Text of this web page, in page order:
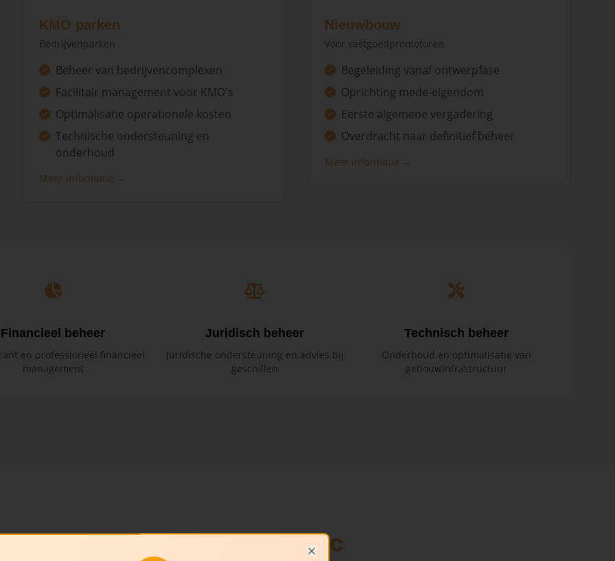
KMO parken
Bedrijvenparken
Beheer van bedrijvencomplexen
Facilitair management voor KMO's
Optimalisatie operationele kosten
Technische ondersteuning en
onderhoud
Meer informatie →
Nieuwbouw
Voor vastgoedpromotoren
Begeleiding vanaf ontwerpfase
Oprichting mede-eigendom
Eerste algemene vergadering
Overdracht naar definitief beheer
Meer informatie →
Financieel beheer
en professioneel financieel
management
Juridisch beheer
Juridische ondersteuning en advies bij
geschillen
Technisch beheer
Onderhoud en optimalisatie van
gebouwinfrastructuur
Over Uw-Syndic